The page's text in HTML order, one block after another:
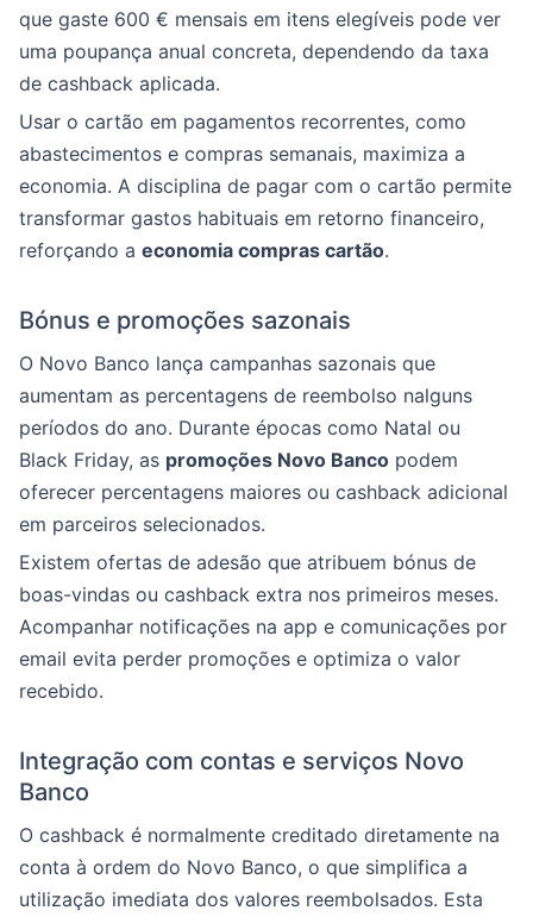
que gaste 600 € mensais em itens elegíveis pode ver
uma poupança anual concreta, dependendo da taxa
de cashback aplicada.
Usar o cartão em pagamentos recorrentes, como
abastecimentos e compras semanais, maximiza a
economia. A disciplina de pagar com o cartão permite
transformar gastos habituais em retorno financeiro,
reforçando a economia compras cartão.
Bónus e promoções sazonais
O Novo Banco lança campanhas sazonais que
aumentam as percentagens de reembolso nalguns
períodos do ano. Durante épocas como Natal ou
Black Friday, as promoções Novo Banco podem
oferecer percentagens maiores ou cashback adicional
em parceiros selecionados.
Existem ofertas de adesão que atribuem bónus de
boas-vindas ou cashback extra nos primeiros meses.
Acompanhar notificações na app e comunicações por
email evita perder promoções e optimiza o valor
recebido.
Integração com contas e serviços Novo
Banco
O cashback é normalmente creditado diretamente na
conta à ordem do Novo Banco, o que simplifica a
utilização imediata dos valores reembolsados. Esta